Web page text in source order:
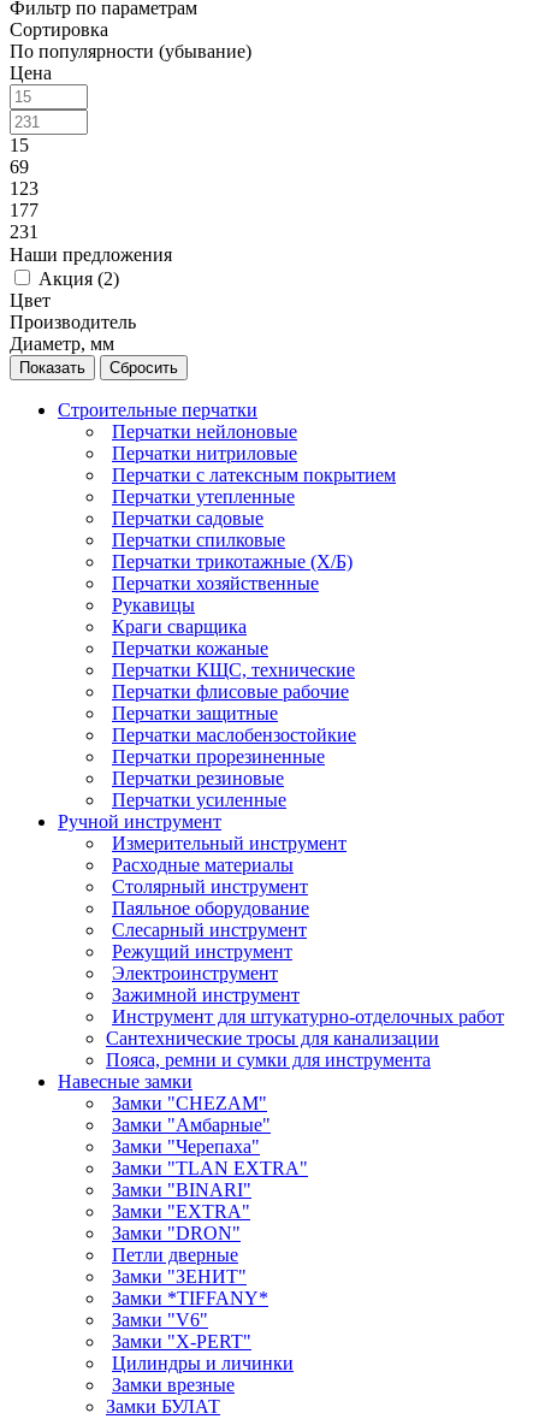
Фильтр по параметрам
Сортировка
По популярности (убывание)
Цена
15
69
123
177
231
Наши предложения
Акция (2)
Цвет
Производитель
Диаметр, мм
Сбросить
Строительные перчатки
Перчатки нейлоновые
Перчатки нитриловые
Перчатки с латексным покрытием
Перчатки утепленные
Перчатки садовые
Перчатки спилковые
Перчатки трикотажные (Х/Б)
Перчатки хозяйственные
Рукавицы
Краги сварщика
Перчатки кожаные
Перчатки КЩС, технические
Перчатки флисовые рабочие
Перчатки защитные
Перчатки маслобензостойкие
Перчатки прорезиненные
Перчатки резиновые
Перчатки усиленные
Ручной инструмент
Измерительный инструмент
Расходные материалы
Столярный инструмент
Паяльное оборудование
Слесарный инструмент
Режущий инструмент
Электроинструмент
Зажимной инструмент
Инструмент для штукатурно-отделочных работ
Сантехнические тросы для канализации
Пояса, ремни и сумки для инструмента
Навесные замки
Замки "CHEZAM"
Замки "Амбарные"
Замки "Черепаха"
Замки "TLAN EXTRA"
Замки "BINARI"
Замки "EXTRA"
Замки "DRON"
Петли дверные
Замки "ЗЕНИТ"
Замки *TIFFANY*
Замки "V6"
Замки "X-PERT"
Цилиндры и личинки
Замки врезные
Замки БУЛАТ